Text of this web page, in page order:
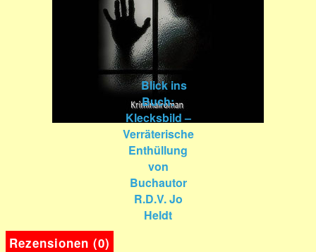
Rezensionen (0)